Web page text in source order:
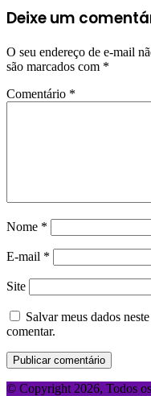
Deixe um
O seu endereço de e-mail
são marcados com *
Comentário *
Nome *
E-mail *
Site
Salvar meus dados
comentar.
© Copyright 2026, Todos